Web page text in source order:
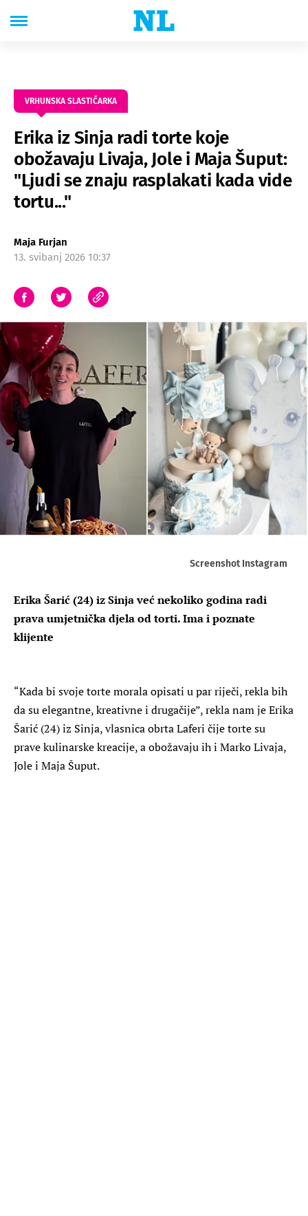
VRHUNSKA SLASTIČARKA
Erika iz Sinja radi torte koje
obožavaju Livaja, Jole i Maja Šuput:
"Ljudi se znaju rasplakati kada vide
tortu..."
Maja Furjan
13. svibanj 2026 10:37
Screenshot Instagram
Erika Šarić (24) iz Sinja već nekoliko godina radi
prava umjetnička djela od torti. Ima i poznate
klijente
“Kada bi svoje torte morala opisati u par riječi, rekla bih
da su elegantne, kreativne i drugačije”, rekla nam je Erika
Šarić (24) iz Sinja, vlasnica obrta Laferi čije torte su
prave kulinarske kreacije, a obožavaju ih i Marko Livaja,
Jole i Maja Šuput.